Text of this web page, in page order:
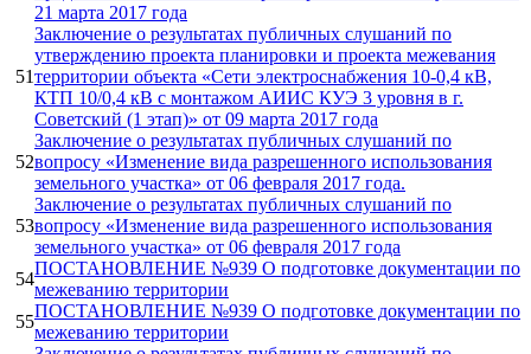
21 марта 2017 года
51
Заключение о результатах публичных слушаний по
утверждению проекта планировки и проекта межевания
территории объекта «Сети электроснабжения 10-0,4 кВ,
КТП 10/0,4 кВ с монтажом АИИС КУЭ 3 уровня в г.
Советский (1 этап)» от 09 марта 2017 года
52
Заключение о результатах публичных слушаний по
вопросу «Изменение вида разрешенного использования
земельного участка» от 06 февраля 2017 года.
53
Заключение о результатах публичных слушаний по
вопросу «Изменение вида разрешенного использования
земельного участка» от 06 февраля 2017 года
54
ПОСТАНОВЛЕНИЕ №939 О подготовке документации по
межеванию территории
55
ПОСТАНОВЛЕНИЕ №939 О подготовке документации по
межеванию территории